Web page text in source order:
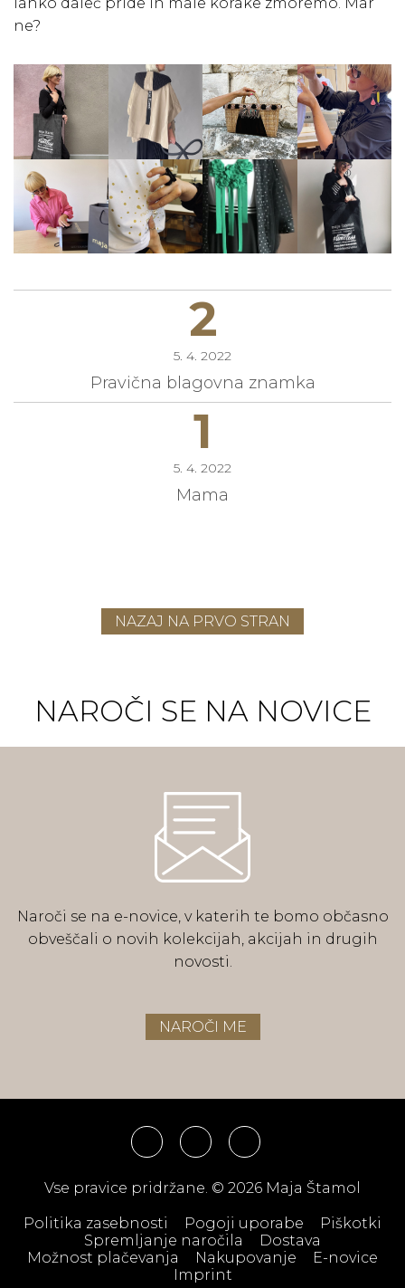
ne?
2
5. 4. 2022
Pravična blagovna znamka
1
5. 4. 2022
Mama
NAZAJ NA PRVO STRAN
NAROČI SE NA NOVICE
Naroči se na e-novice, v katerih te bomo občasno
obveščali o novih kolekcijah, akcijah in drugih
novosti.
NAROČI ME
Vse pravice pridržane. © 2026 Maja Štamol
Politika zasebnosti Pogoji uporabe
Piškotki
Spremljanje naročila
Dostava
Možnost plačevanja
Nakupovanje
E-novice
Imprint